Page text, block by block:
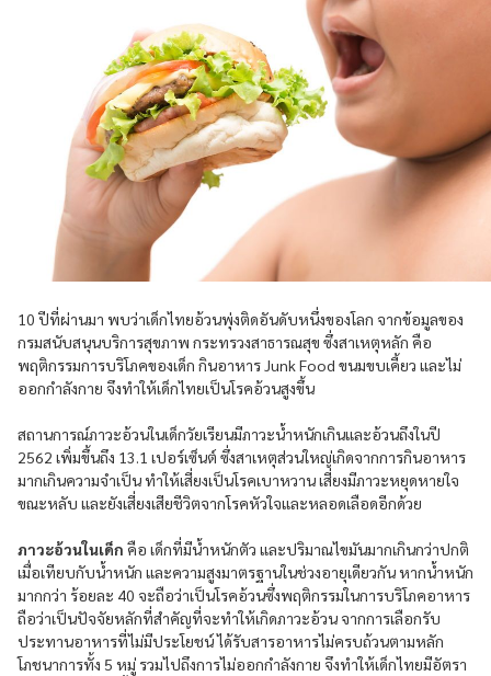
10 ปีที่ผ่านมา พบว่าเด็กไทยอ้วนพุ่งติดอันดับหนึ่งของโลก จากข้อมูลของ
กรมสนับสนุนบริการสุขภาพ กระทรวงสาธารณสุข ซึ่งสาเหตุหลัก คือ
พฤติกรรมการบริโภคของเด็ก กินอาหาร Junk Food ขนมขบเคี้ยว และไม่
ออกกำลังกาย จึงทำให้เด็กไทยเป็นโรคอ้วนสูงขึ้น
สถานการณ์ภาวะอ้วนในเด็กวัยเรียนมีภาวะน้ำหนักเกินและอ้วนถึงในปี
2562 เพิ่มขึ้นถึง 13.1 เปอร์เซ็นต์ ซึ่งสาเหตุส่วนใหญ่เกิดจากการกินอาหาร
มากเกินความจำเป็น ทำให้เสี่ยงเป็นโรคเบาหวาน เสี่ยงมีภาวะหยุดหายใจ
ขณะหลับ และยังเสี่ยงเสียชีวิตจากโรคหัวใจและหลอดเลือดอีกด้วย
ภาวะอ้วนในเด็ก คือ เด็กที่มีน้ำหนักตัว และปริมาณไขมันมากเกินกว่าปกติ
เมื่อเทียบกับน้ำหนัก และความสูงมาตรฐานในช่วงอายุเดียวกัน หากน้ำหนัก
มากกว่า ร้อยละ 40 จะถือว่าเป็นโรคอ้วนซึ่งพฤติกรรมในการบริโภคอาหาร
ถือว่าเป็นปัจจัยหลักที่สำคัญที่จะทำให้เกิดภาวะอ้วน จากการเลือกรับ
ประทานอาหารที่ไม่มีประโยชน์ ได้รับสารอาหารไม่ครบถ้วนตามหลัก
โภชนาการทั้ง 5 หมู่ รวมไปถึงการไม่ออกกำลังกาย จึงทำให้เด็กไทยมีอัตรา